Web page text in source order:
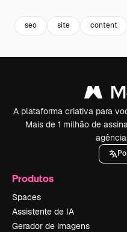
seo site content
A plataforma criativa para
Mais de 1 milhão de
Produtos
Spaces
Assistente de IA
Gerador de imagens